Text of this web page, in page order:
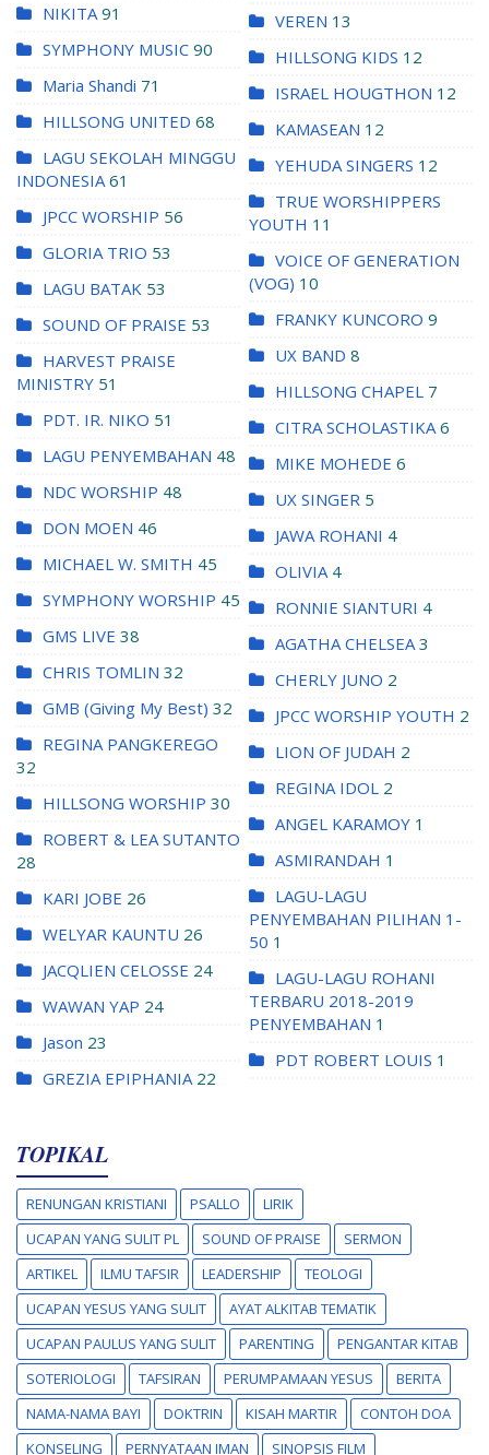
NIKITA 91
SYMPHONY MUSIC 90
Maria Shandi 71
HILLSONG UNITED 68
LAGU SEKOLAH MINGGU
INDONESIA 61
JPCC WORSHIP 56
GLORIA TRIO 53
LAGU BATAK 53
SOUND OF PRAISE 53
HARVEST PRAISE
MINISTRY 51
PDT. IR. NIKO 51
LAGU PENYEMBAHAN 48
NDC WORSHIP 48
DON MOEN 46
MICHAEL W. SMITH 45
SYMPHONY WORSHIP 45
GMS LIVE 38
CHRIS TOMLIN 32
GMB (Giving My Best) 32
REGINA PANGKEREGO
32
HILLSONG WORSHIP 30
ROBERT & LEA SUTANTO
28
KARI JOBE 26
WELYAR KAUNTU 26
JACQLIEN CELOSSE 24
WAWAN YAP 24
Jason 23
GREZIA EPIPHANIA 22
VEREN 13
HILLSONG KIDS 12
ISRAEL HOUGTHON 12
KAMASEAN 12
YEHUDA SINGERS 12
TRUE WORSHIPPERS
YOUTH 11
VOICE OF GENERATION
(VOG) 10
FRANKY KUNCORO 9
UX BAND 8
HILLSONG CHAPEL 7
CITRA SCHOLASTIKA 6
MIKE MOHEDE 6
UX SINGER 5
JAWA ROHANI 4
OLIVIA 4
RONNIE SIANTURI 4
AGATHA CHELSEA 3
CHERLY JUNO 2
JPCC WORSHIP YOUTH 2
LION OF JUDAH 2
REGINA IDOL 2
ANGEL KARAMOY 1
ASMIRANDAH 1
LAGU-LAGU
PENYEMBAHAN PILIHAN 1-
50 1
LAGU-LAGU ROHANI
TERBARU 2018-2019
PENYEMBAHAN 1
PDT ROBERT LOUIS 1
TOPIKAL
RENUNGAN KRISTIANI PSALLO
LIRIK
UCAPAN YANG SULIT PL
SOUND OF PRAISE
SERMON
ARTIKEL
ILMU TAFSIR LEADERSHIP
TEOLOGI
UCAPAN YESUS YANG SULIT
AYAT ALKITAB TEMATIK
UCAPAN PAULUS YANG SULIT
PARENTING
PENGANTAR KITAB
SOTERIOLOGI
TAFSIRAN PERUMPAMAAN YESUS
BERITA
NAMA-NAMA BAYI
DOKTRIN KISAH MARTIR
CONTOH DOA
KONSELING
PERNYATAAN IMAN
SINOPSIS FILM